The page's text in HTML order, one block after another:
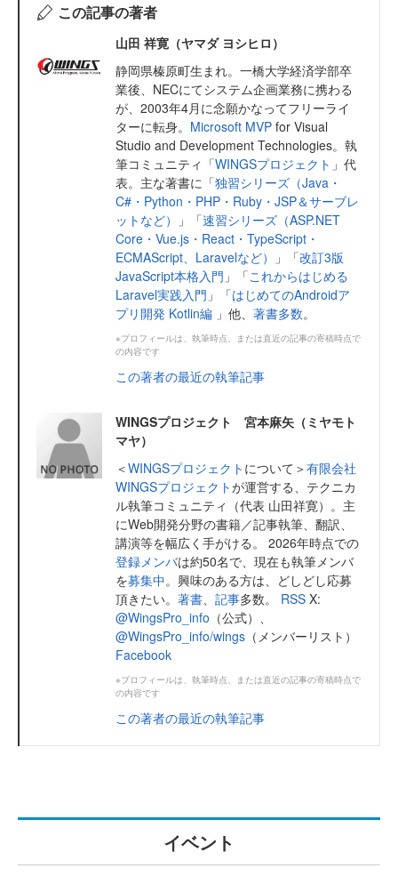
この記事の著者
山田 祥寛（ヤマダ ヨシヒロ）
静岡県榛原町生まれ。一橋大学経済学部卒
業後、NECにてシステム企画業務に携わる
が、2003年4月に念願かなってフリーライ
ターに転身。 Microsoft MVP for Visual
Studio and Development Technologies。執
筆コミュニティ「WINGSプロジェクト 」代
表。主な著書に「独習シリーズ（Java・
C#・Python・PHP・Ruby・JSP＆サーブレ
ットなど）
」「速習シリーズ（ASP.NET
Core・Vue.js・React・TypeScript・
ECMAScript、Laravelなど）
」「改訂3版
JavaScript本格入門 」「これからはじめる
Laravel実践入門 」「はじめてのAndroidア
プリ開発 Kotlin編 」他、 著書多数。
※プロフィールは、執筆時点、または直近の記事の寄稿時点で
の内容です
この著者の最近の執筆記事
WINGSプロジェクト 宮本麻矢（ミヤモト
マヤ）
＜WINGSプロジェクト について＞有限会社
WINGSプロジェクトが運営する、テクニカ
ル執筆コミュニティ（代表 山田祥寛）。主
にWeb開発分野の書籍／記事執筆、翻訳、
講演等を幅広く手がける。 2026年時点での
登録メンバは約50名で、現在も執筆メンバ
を募集中。興味のある方は、どしどし応募
頂きたい。 著書 記事多数。 RSS X:
@WingsPro_info （公式）、
@WingsPro_info/wings （メンバーリスト）
Facebook
※プロフィールは、執筆時点、または直近の記事の寄稿時点で
の内容です
この著者の最近の執筆記事
イベント